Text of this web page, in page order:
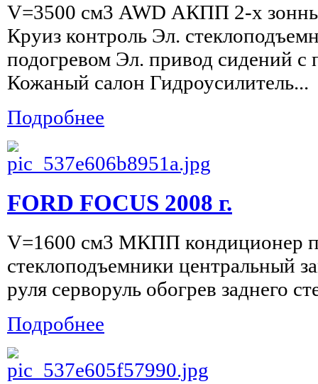
V=3500 см3 AWD АКПП 2-х
Круиз контроль Эл.
подогревом Эл. привод сидений с
Кожаный салон Гидроусилитель...
Подробнее
FORD FOCUS 2008 г.
V=1600 см3 МКПП кондиционер
стеклоподъемники центральный
руля серворуль обогрев заднего
Подробнее